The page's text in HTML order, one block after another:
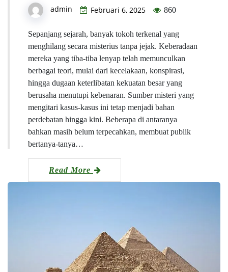
admin Februari 6, 2025 860
Sepanjang sejarah, banyak tokoh terkenal yang
menghilang secara misterius tanpa jejak. Keberadaan
mereka yang tiba-tiba lenyap telah memunculkan
berbagai teori, mulai dari kecelakaan, konspirasi,
hingga dugaan keterlibatan kekuatan besar yang
berusaha menutupi kebenaran. Sumber misteri yang
mengitari kasus-kasus ini tetap menjadi bahan
perdebatan hingga kini. Beberapa di antaranya
bahkan masih belum terpecahkan, membuat publik
bertanya-tanya…
Read More